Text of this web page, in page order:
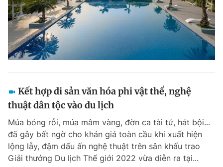
Kết hợp di sản văn hóa phi vật thể, nghệ
thuật dân tộc vào du lịch
Múa bóng rỗi, múa mâm vàng, đờn ca tài tử, hát bội...
đã gây bất ngờ cho khán giả toàn cầu khi xuất hiện
lộng lẫy, đậm dấu ấn nghệ thuật trên sân khấu trao
Giải thưởng Du lịch Thế giới 2022 vừa diễn ra tại...